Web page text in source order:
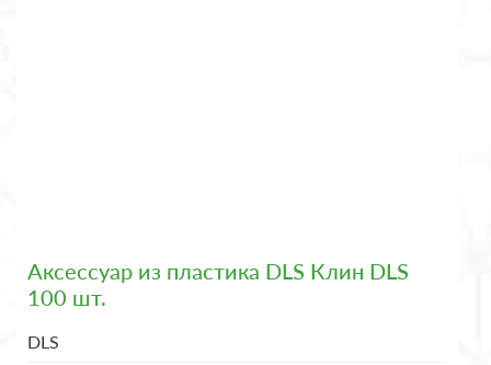
Аксессуар из пластика DLS Клин DLS
100 шт.
DLS